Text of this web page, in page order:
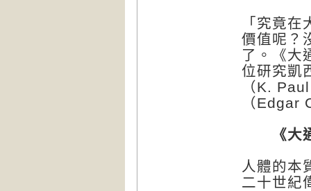
「究竟
價值呢？
了。《大
位研究凱
（K.
（Edgar
《大通
人體的本
二十世紀